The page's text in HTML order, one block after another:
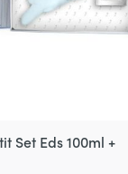
Set Eds 100ml +